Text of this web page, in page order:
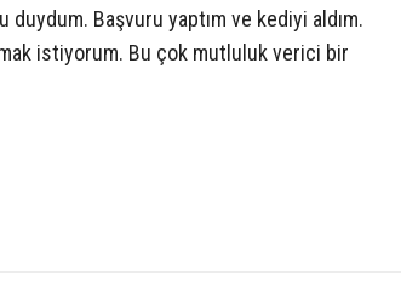
Başvuru yaptım ve kediyi aldım.
istiyorum. Bu çok mutluluk verici bir